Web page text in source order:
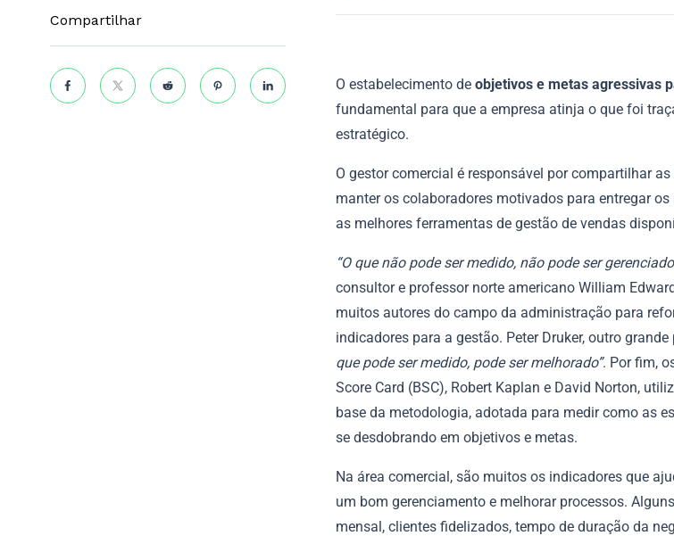
Compartilhar
O estabelecimento de objetivos e metas agressivas
fundamental para que a empresa atinja o que foi
estratégico.
O gestor comercial é responsável por compartilhar
manter os colaboradores motivados para entregar
as melhores ferramentas de gestão de vendas
“O que não pode ser medido, não pode ser
consultor e professor norte americano William
muitos autores do campo da administração para
indicadores para a gestão. Peter Druker, outro
que pode ser medido, pode ser melhorado”. Por fim,
Score Card (BSC), Robert Kaplan e David Norton,
base da metodologia, adotada para medir como as
se desdobrando em objetivos e metas.
Na área comercial, são muitos os indicadores que
um bom gerenciamento e melhorar processos.
mensal, clientes fidelizados, tempo de duração da